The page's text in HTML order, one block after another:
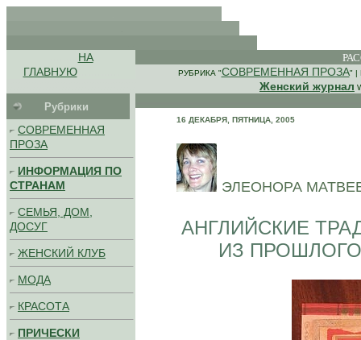
НА
ГЛАВНУЮ.............
Рубрики
СОВРЕМЕННАЯ
ПРОЗА
ИНФОРМАЦИЯ ПО
СТРАНАМ
СЕМЬЯ, ДОМ,
ДОСУГ
ЖЕНСКИЙ КЛУБ
МОДА
КРАСОТА
ПРИЧЕСКИ
РУБРИКА "СОВРЕМЕННАЯ ПРОЗА" |
Женский журнал
16 ДЕКАБРЯ, ПЯТНИЦА, 2005
. ЭЛЕОНОРА
АНГЛИЙСКИЕ
ИЗ